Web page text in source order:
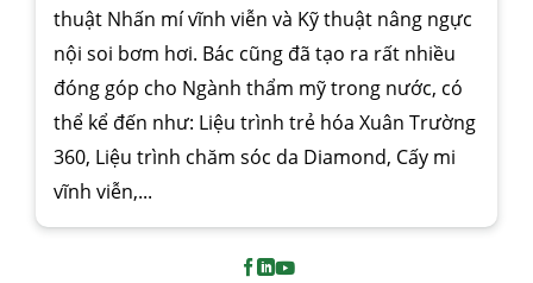
thuật Nhấn mí vĩnh viễn và Kỹ thuật nâng ngực
nội soi bơm hơi. Bác cũng đã tạo ra rất nhiều
đóng góp cho Ngành thẩm mỹ trong nước, có
thể kể đến như: Liệu trình trẻ hóa Xuân Trường
360, Liệu trình chăm sóc da Diamond, Cấy mi
vĩnh viễn,...